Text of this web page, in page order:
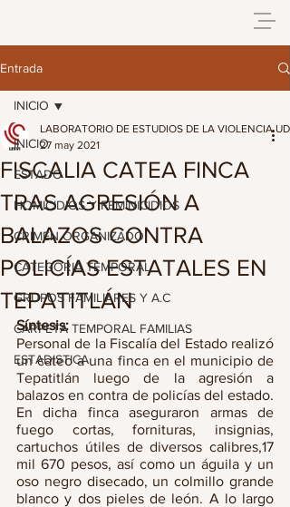
Entrada
INICIO
ESTADO
HOMICIDIOS Y FEMINICIDIOS
CRIMEN ORGANIZADO
CATEGORIA TEMPORAL
GRUPOS FAMILIARES Y A.C
CARPETA TEMPORAL FAMILIAS
ESTADISTICA
INICIO
FISCALIA CATEA FINCA
TRAS AGRESIÓN A
BALAZOS CONTRA
POLICÍAS ESTATALES EN
TEPATITLÁN
LABORATORIO DE ESTUDIOS DE LA VIOLENCIA
27 may 2021
Síntesis:
Personal de la Fiscalía del Estado realizó
un cateo a una finca en el municipio de
Tepatitlán luego de la agresión a
balazos en contra de policías del estado.
En dicha finca aseguraron armas de
fuego cortas, fornituras, insignias,
cartuchos útiles de diversos calibres,17
mil 670 pesos, así como un águila y un
oso negro disecado, un colmillo grande
blanco y dos pieles de león. A lo largo